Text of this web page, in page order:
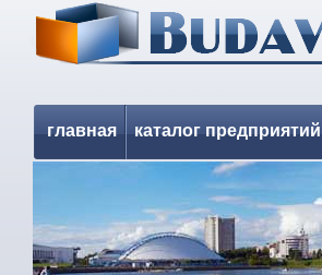
главная каталог предприятий